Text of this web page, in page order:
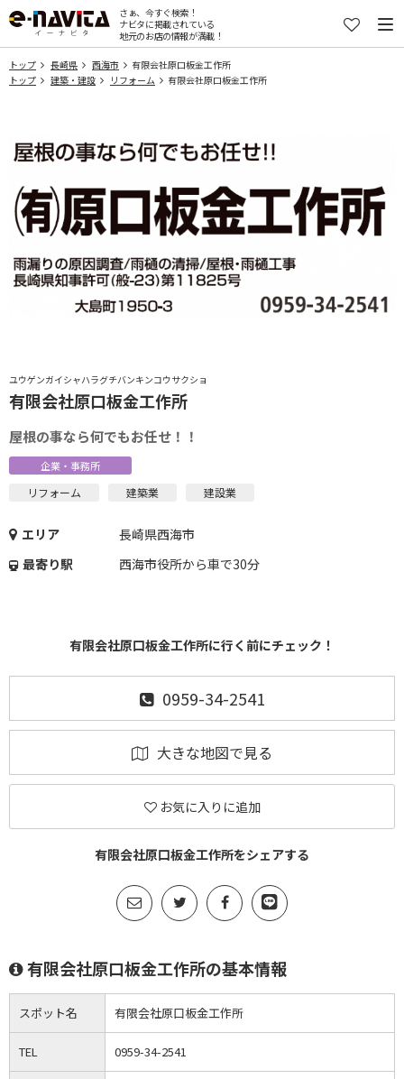
さぁ、今すぐ検索！
ナビタに掲載されている
地元のお店の情報が満載！
トップ 長崎県 西海市
有限会社原口板金工作所
トップ
建築・建設 リフォーム 有限会社原口板金工作所
ユウゲンガイシャハラグチバンキンコウサクショ
有限会社原口板金工作所
屋根の事なら何でもお任せ！！
企業・事務所
リフォーム 建築業 建設業
エリア
長崎県西海市
最寄り駅
西海市役所から車で30分
有限会社原口板金工作所に行く前にチェック！
0959-34-2541
大きな地図で見る
お気に入りに追加
有限会社原口板金工作所をシェアする
有限会社原口板金工作所の基本情報
スポット名 有限会社原口板金工作所
TEL 0959-34-2541